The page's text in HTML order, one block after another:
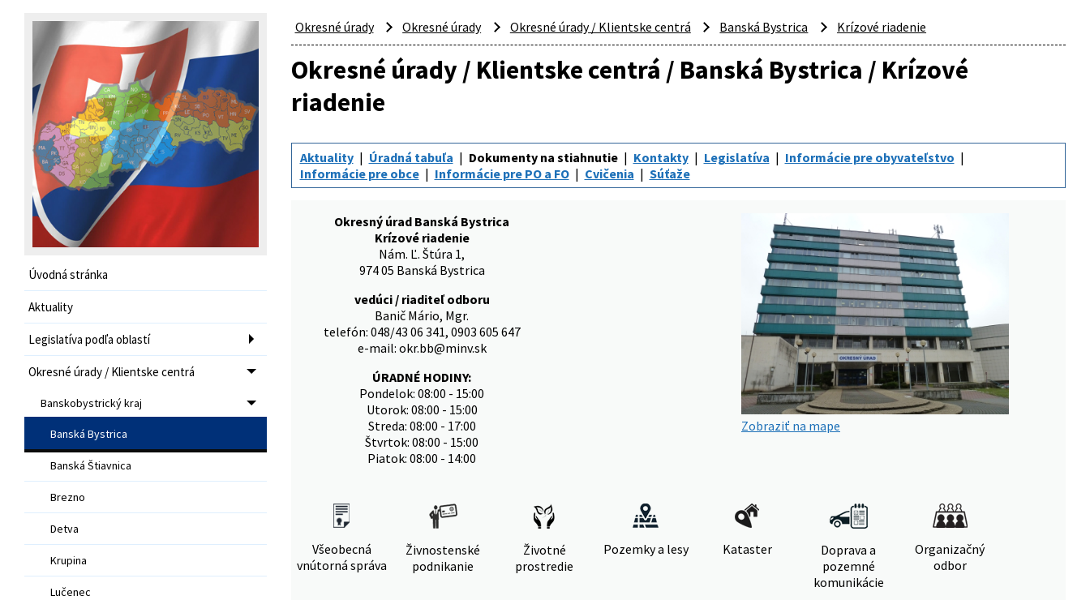
Úvodná stránka
Aktuality
Legislatíva podľa oblastí
Okresné úrady / Klientske centrá
Banskobystrický kraj
Banská Bystrica
Banská Štiavnica
Brezno
Detva
Krupina
Lučenec
Okresné úrady Okresné úrady Okresné úrady / Klientske centrá Banská Bystrica Krízové riadenie
Okresné úrady / Klientske centrá / Banská Bystrica / Krízové
riadenie
Aktuality Úradná tabuľa Dokumenty na stiahnutie Kontakty Legislatíva
Informácie pre obyvateľstvo
Informácie pre obce
Informácie pre PO a FO Cvičenia Súťaže
Okresný úrad Banská Bystrica
Krízové riadenie
Nám. Ľ. Štúra 1,
974 05 Banská Bystrica
vedúci / riaditeľ odboru
Banič Mário, Mgr.
telefón: 048/43 06 341, 0903 605 647
e-mail: okr.bb@minv.sk
ÚRADNÉ HODINY:
Pondelok: 08:00 - 15:00
Utorok: 08:00 - 15:00
Streda: 08:00 - 17:00
Štvrtok: 08:00 - 15:00
Piatok: 08:00 - 14:00
Zobraziť na mape
Všeobecná
vnútorná správa
Živnostenské
podnikanie
Životné
prostredie
Pozemky a lesy Kataster
Doprava a
pozemné
komunikácie
Organizačný
odbor